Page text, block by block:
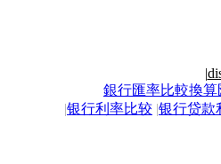
|
銀行匯率比較換算
|银行利率比较 |银行贷款